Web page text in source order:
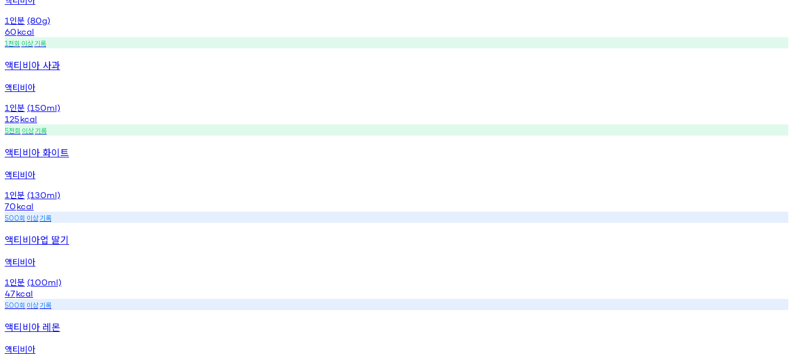
1 인분 (80g)
60kcal
1천회 이상기록
액티비아 사과
액티비아
1 인분 (150ml)
125kcal
5천회 이상기록
액티비아 화이트
액티비아
1 인분 (130ml)
70kcal
500회 이상기록
액티비아업 딸기
액티비아
1 인분 (100ml)
47kcal
500회 이상기록
액티비아 레몬
액티비아